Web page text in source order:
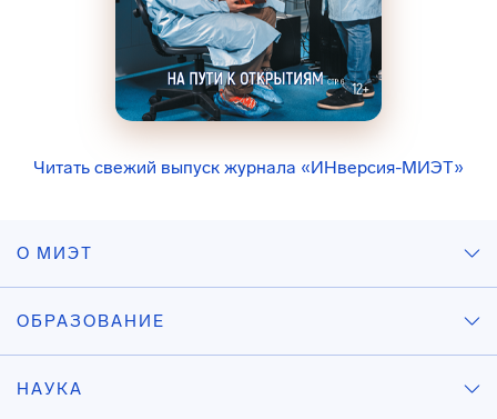
Читать свежий выпуск журнала «ИНверсия-МИЭТ»
О МИЭТ
ОБРАЗОВАНИЕ
НАУКА